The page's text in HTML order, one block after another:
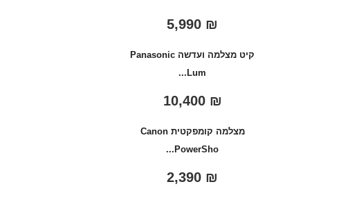
₪
קיט מצלמה ועדשה Panasonic
Lum...
₪
10,400
מצלמה קומפקטית Canon
PowerSho...
₪